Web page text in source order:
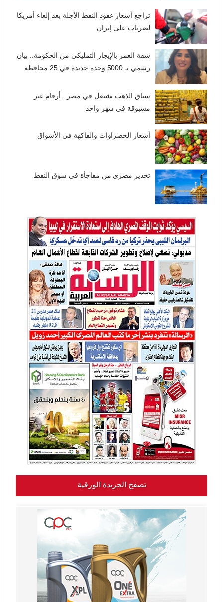
تراجع أسعار عقود النفط الآجلة بعد إلغاء أمريكا
لضربات على إيران
شقة العمر بالإيجار التمليكي من الحكومة.. بيان
رسمي بـ 5000 وحدة جديدة في 25 محافظة
سباق الذهب يشتعل في مصر.. أرقام غير
مسبوقة في شهر واحد
أسعار الخضراوات والفاكهة فى الأسواق
تحذير مصري من مفاجأة في سوق النفط
تصفح الجريدة الورقية